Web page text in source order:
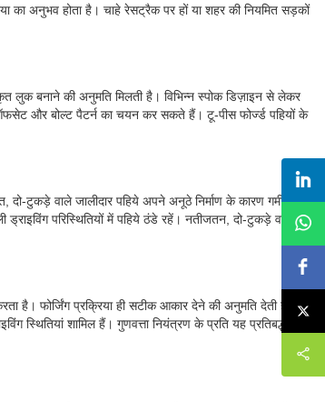
का अनुभव होता है। चाहे रेसट्रैक पर हों या शहर की नियमित सड़कों
लुक बनाने की अनुमति मिलती है। विभिन्न स्पोक डिज़ाइन से लेकर
और बोल्ट पैटर्न का चयन कर सकते हैं। टू-पीस फोर्ज्ड पहियों के
टुकड़े वाले जालीदार पहिये अपने अनूठे निर्माण के कारण गर्मी को
परिस्थितियों में पहिये ठंडे रहें। नतीजतन, दो-टुकड़े वाले
है। फोर्जिंग प्रक्रिया ही सटीक आकार देने की अनुमति देती है और
स्थितियां शामिल हैं। गुणवत्ता नियंत्रण के प्रति यह प्रतिबद्धता